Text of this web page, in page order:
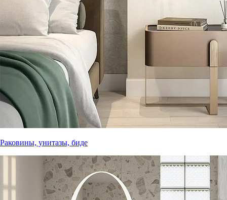
Раковины, унитазы, биде